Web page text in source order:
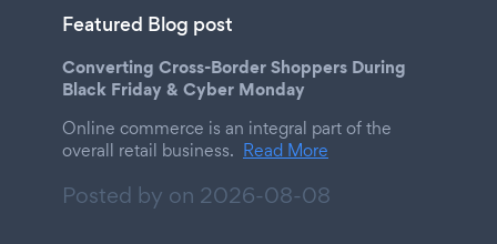
Featured Blog post
Converting Cross-Border Shoppers During
Black Friday & Cyber Monday
Online commerce is an integral part of the
overall retail business. Read More
Posted by on 2026-08-08